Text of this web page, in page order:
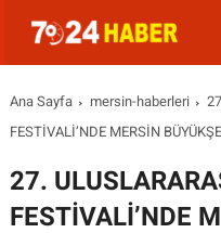
Ana Sayfa mersin-haberleri
FESTİVALİ’NDE MERSİN
27.
FESTİVALİ’NDE